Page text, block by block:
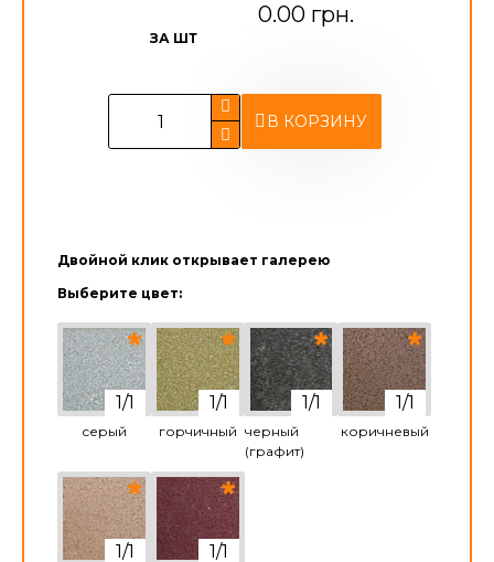
ЗА ШТ
0.00 грн.
В КОРЗИНУ
Двойной клик открывает галерею
Выберите цвет:
серый горчичный черный
(графит)
коричневый